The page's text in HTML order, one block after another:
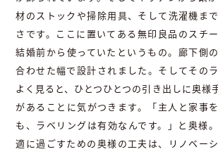
材のストックや掃除用具、そして洗濯機ま
さです。ここに置いてある無印良品のスチ
結婚前から使っていたというもの。廊下側
合わせた幅で設計されました。そしてその
よく見ると、ひとつひとつの引き出しに奥様
があることに気がつきます。「主人と家事
も、ラベリングは有効なんです。」と奥様
適に過ごすための奥様の工夫は、リノベー